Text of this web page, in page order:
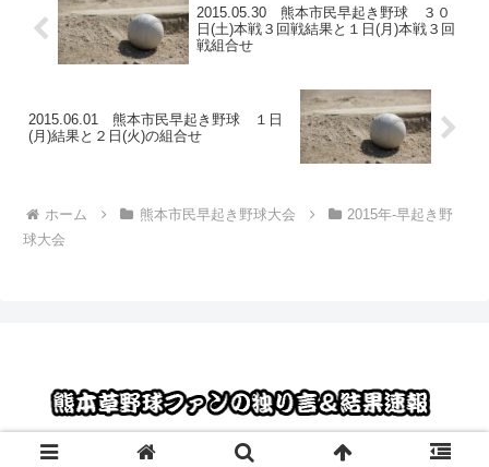
2015.05.30 熊本市民早起き野球 ３０
日(土)本戦３回戦結果と１日(月)本戦３回
戦組合せ
2015.06.01 熊本市民早起き野球 １日
(月)結果と２日(火)の組合せ
ホーム 熊本市民早起き野球大会
2015年-早起き野
球大会
© 2012 熊本草野球ファンの独り言＆結果速報.